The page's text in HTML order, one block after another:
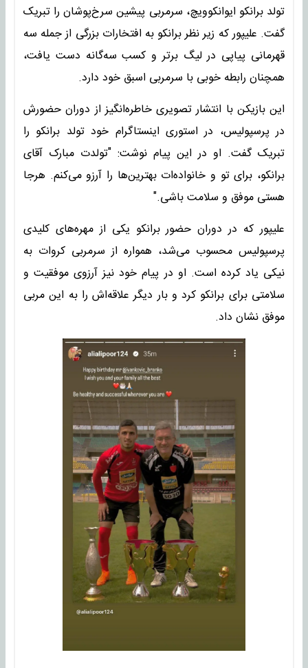
تولد برانکو ایوانکوویچ، سرمربی پیشین سرخ‌پوشان را تبریک
گفت. علیپور که زیر نظر برانکو به افتخارات بزرگی از جمله سه
قهرمانی پیاپی در لیگ برتر و کسب سه‌گانه دست یافت،
همچنان رابطه خوبی با سرمربی اسبق خود دارد.
این بازیکن با انتشار تصویری خاطره‌انگیز از دوران حضورش
در پرسپولیس، در استوری اینستاگرام خود تولد برانکو را
تبریک گفت. او در این پیام نوشت: "تولدت مبارک آقای
برانکو، برای تو و خانواده‌ات بهترین‌ها را آرزو می‌کنم. هرجا
هستی موفق و سلامت باشی."
علیپور که در دوران حضور برانکو یکی از مهره‌های کلیدی
پرسپولیس محسوب می‌شد، همواره از سرمربی کروات به
نیکی یاد کرده است. او در پیام خود نیز آرزوی موفقیت و
سلامتی برای برانکو کرد و بار دیگر علاقه‌اش را به این مربی
موفق نشان داد.